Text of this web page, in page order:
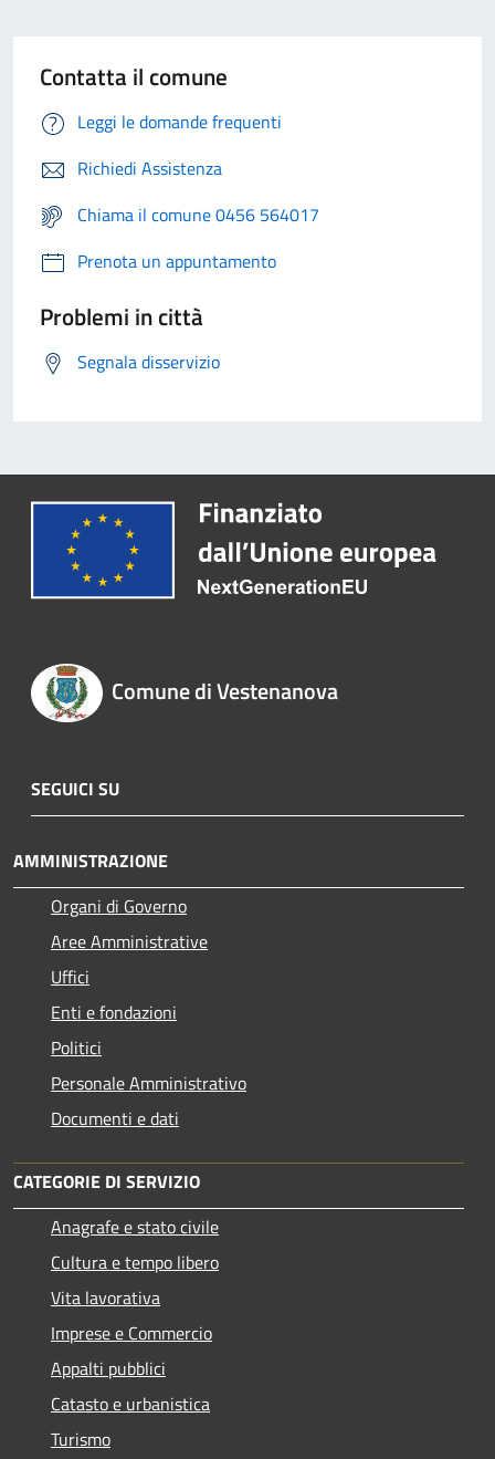
Contatta il comune
Leggi le domande frequenti
Richiedi Assistenza
Chiama il comune 0456 564017
Prenota un appuntamento
Problemi in città
Segnala disservizio
Comune di Vestenanova
SEGUICI SU
AMMINISTRAZIONE
Organi di Governo
Aree Amministrative
Uffici
Enti e fondazioni
Politici
Personale Amministrativo
Documenti e dati
CATEGORIE DI SERVIZIO
Anagrafe e stato civile
Cultura e tempo libero
Vita lavorativa
Imprese e Commercio
Appalti pubblici
Catasto e urbanistica
Turismo